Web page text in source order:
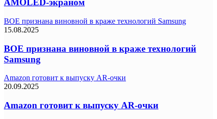
AMOLED-экраном
BOE признана виновной в краже технологий Samsung
15.08.2025
BOE признана виновной в краже технологий
Samsung
Amazon готовит к выпуску AR-очки
20.09.2025
Amazon готовит к выпуску AR-очки